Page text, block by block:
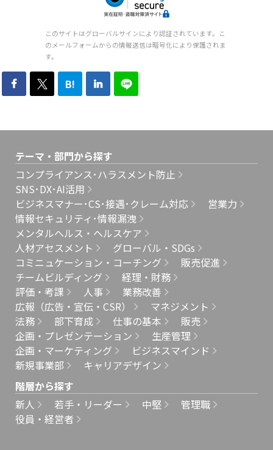
このサイトはグローバルサインにより認証されています。こ
のメールフォームからの情報送信は暗号化により保護されま
す。
B!
テーマ・部門から探す
コンプライアンス･ハラスメント防止
SNS･DX･AI活用
ビジネスマナー･CS･接遇･クレーム対応
営業力
情報セキュリティ･情報漏洩
メンタルヘルス・ヘルスケア
人材アセスメント
グローバル・SDGs
コミニュケーション・コーチング
販売促進
チームビルディング
経理・財務
評価・考課
人事
業務改善
広報（広告・宣伝・CSR）
マネジメント
法務
部下育成 仕事の基本
販売
企画・プレゼンテーション
生産管理
企画・マーケティング
ビジネスマインド
新規事業部
キャリアデザイン
階層から探す
新人
若手・リーダー 中堅
管理職
役員・経営者